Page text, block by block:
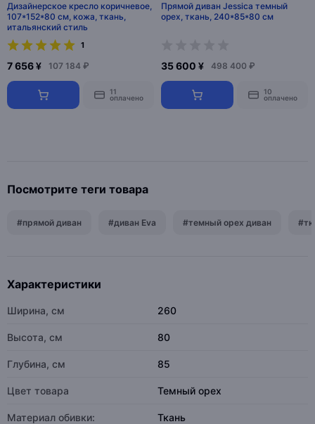
Дизайнерское кресло коричневое,
107*152*80 см, кожа, ткань,
итальянский стиль
1
7 656 ¥ 107 184 ₽
11
оплачено
Прямой диван Jessica темный
орех, ткань, 240*85*80 см
35 600 ¥ 498 400 ₽
10
оплачено
Посмотрите теги товара
#прямой диван #диван Eva #темный орех диван
Характеристики
Ширина, см 260
Высота, см 80
Глубина, см 85
Цвет товара Темный орех
Материал обивки: Ткань